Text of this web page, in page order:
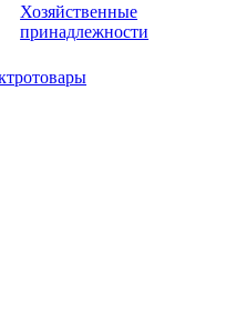
Хозяйственные
принадлежности